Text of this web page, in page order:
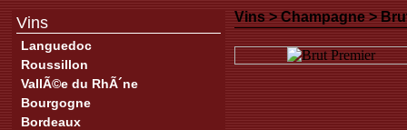
Vins
Languedoc
Roussillon
VallÃ©e du RhÃ´ne
Bourgogne
Bordeaux
Vins > Champagne >